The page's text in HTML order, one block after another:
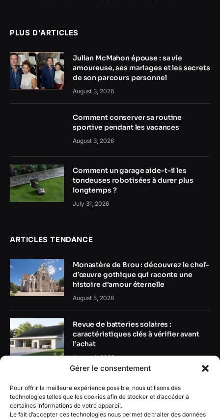
Gérer le consentement
Pour offrir la meilleure expérience possible, nous utilisons des
technologies telles que les cookies afin de stocker et d’accéder à
certaines informations de votre appareil.
Le fait d’accepter ces technologies nous permet de traiter des données
PLUS D'ARTICLES
Julian McMahon épouse : sa vie
amoureuse, ses mariages et les secrets
de son parcours personnel
August 3, 2026
Comment conserver sa routine
sportive pendant les vacances
August 3, 2026
Comment un garage aide-t-il les
tondeuses robotisées à durer plus
longtemps ?
July 31, 2026
ARTICLES TENDANCE
Monastère de Brou : découvrez le chef-
d’œuvre gothique qui raconte une
histoire d’amour éternelle
August 5, 2026
Revue de batteries solaires :
caractéristiques clés à vérifier avant
l’achat
August 4, 2026
Guide des batteries domestiques :
comment stocker l’énergie solaire plus
intelligemment ?